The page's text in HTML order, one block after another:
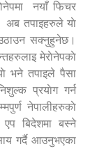
नयाँ फिचर
अब तपाइहरुले याे
सक्नुहुनेछ।
मेराेनेपकाे
भने तपाइले पैसा
प्रयाेग गर्न
नेपालीहरुकाे
एप बिदेशमा बस्ने
गर्दै आउनुभएका